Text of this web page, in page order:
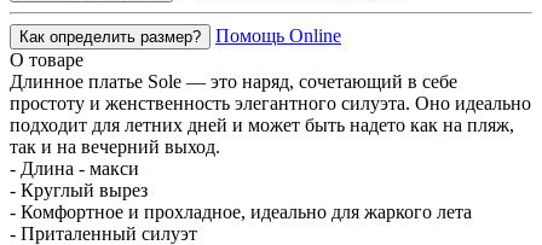
Как определить размер?
Помощь Online
О товаре
Длинное платье Sole — это наряд, сочетающий в себе
простоту и женственность элегантного силуэта. Оно идеально
подходит для летних дней и может быть надето как на пляж,
так и на вечерний выход.
- Длина - макси
- Круглый вырез
- Комфортное и прохладное, идеально для жаркого лета
- Приталенный силуэт